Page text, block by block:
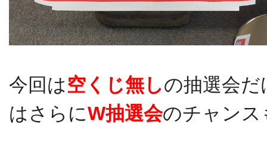
今回は空くじ無しの抽選会
はさらにW抽選会のチャンス